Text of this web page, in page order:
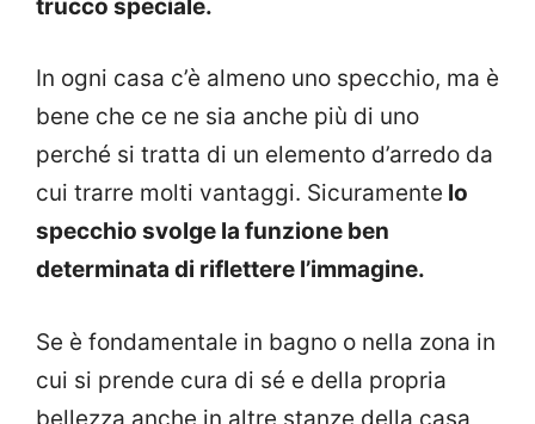
trucco speciale.
In ogni casa c’è almeno uno specchio, ma è
bene che ce ne sia anche più di uno
perché si tratta di un elemento d’arredo da
cui trarre molti vantaggi. Sicuramente lo
specchio svolge la funzione ben
determinata di riflettere l’immagine.
Se è fondamentale in bagno o nella zona in
cui si prende cura di sé e della propria
bellezza anche in altre stanze della casa